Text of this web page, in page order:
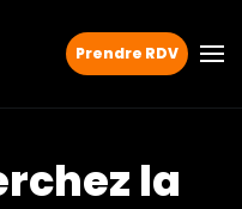
Prendre RDV
la